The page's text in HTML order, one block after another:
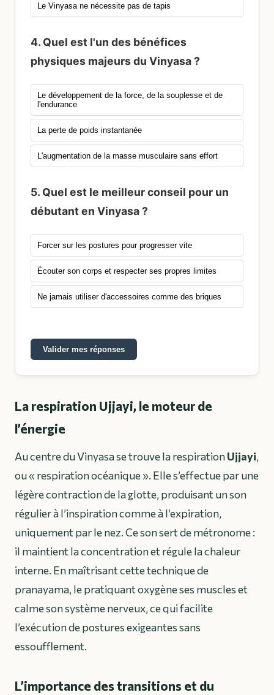
Le Vinyasa ne nécessite pas de tapis
4. Quel est l'un des bénéfices
physiques majeurs du Vinyasa ?
Le développement de la force, de la souplesse et de
l'endurance
La perte de poids instantanée
L'augmentation de la masse musculaire sans effort
5. Quel est le meilleur conseil pour un
débutant en Vinyasa ?
Forcer sur les postures pour progresser vite
Écouter son corps et respecter ses propres limites
Ne jamais utiliser d'accessoires comme des briques
Valider mes réponses
La respiration Ujjayi, le moteur de
l’énergie
Au centre du Vinyasa se trouve la respirationUjjayi,
ou « respiration océanique ». Elle s’effectue par une
légère contraction de la glotte, produisant un son
régulier à l’inspiration comme à l’expiration,
uniquement par le nez. Ce son sert de métronome :
il maintient la concentration et régule la chaleur
interne. En maîtrisant cette technique de
pranayama, le pratiquant oxygène ses muscles et
calme son système nerveux, ce qui facilite
l’exécution de postures exigeantes sans
essoufflement.
L’importance des transitions et du